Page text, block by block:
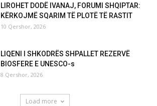
LIROHET DODË IVANAJ, FORUMI SHQIPTAR:
KËRKOJMË SQARIM TË PLOTË TË RASTIT
10 Qershor, 2026
LIQENI I SHKODRËS SHPALLET REZERVË
BIOSFERE E UNESCO-s
8 Qershor, 2026
Load more